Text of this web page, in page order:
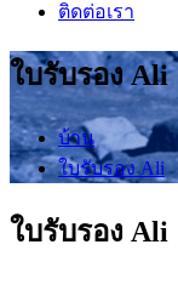
ติดต่อเรา
ใบรับรอง Ali
บ้าน
ใบรับรอง Ali
ใบรับรอง Ali